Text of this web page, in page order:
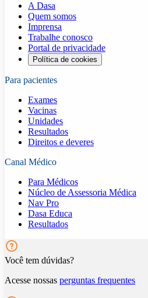
A Dasa
Quem somos
Imprensa
Trabalhe conosco
Portal de privacidade
Política de cookies
Para pacientes
Exames
Vacinas
Unidades
Resultados
Direitos e deveres
Canal Médico
Para Médicos
Núcleo de Assessoria Médica
Nav Pro
Dasa Educa
Resultados
Você tem dúvidas?
Acesse nossas perguntas frequentes